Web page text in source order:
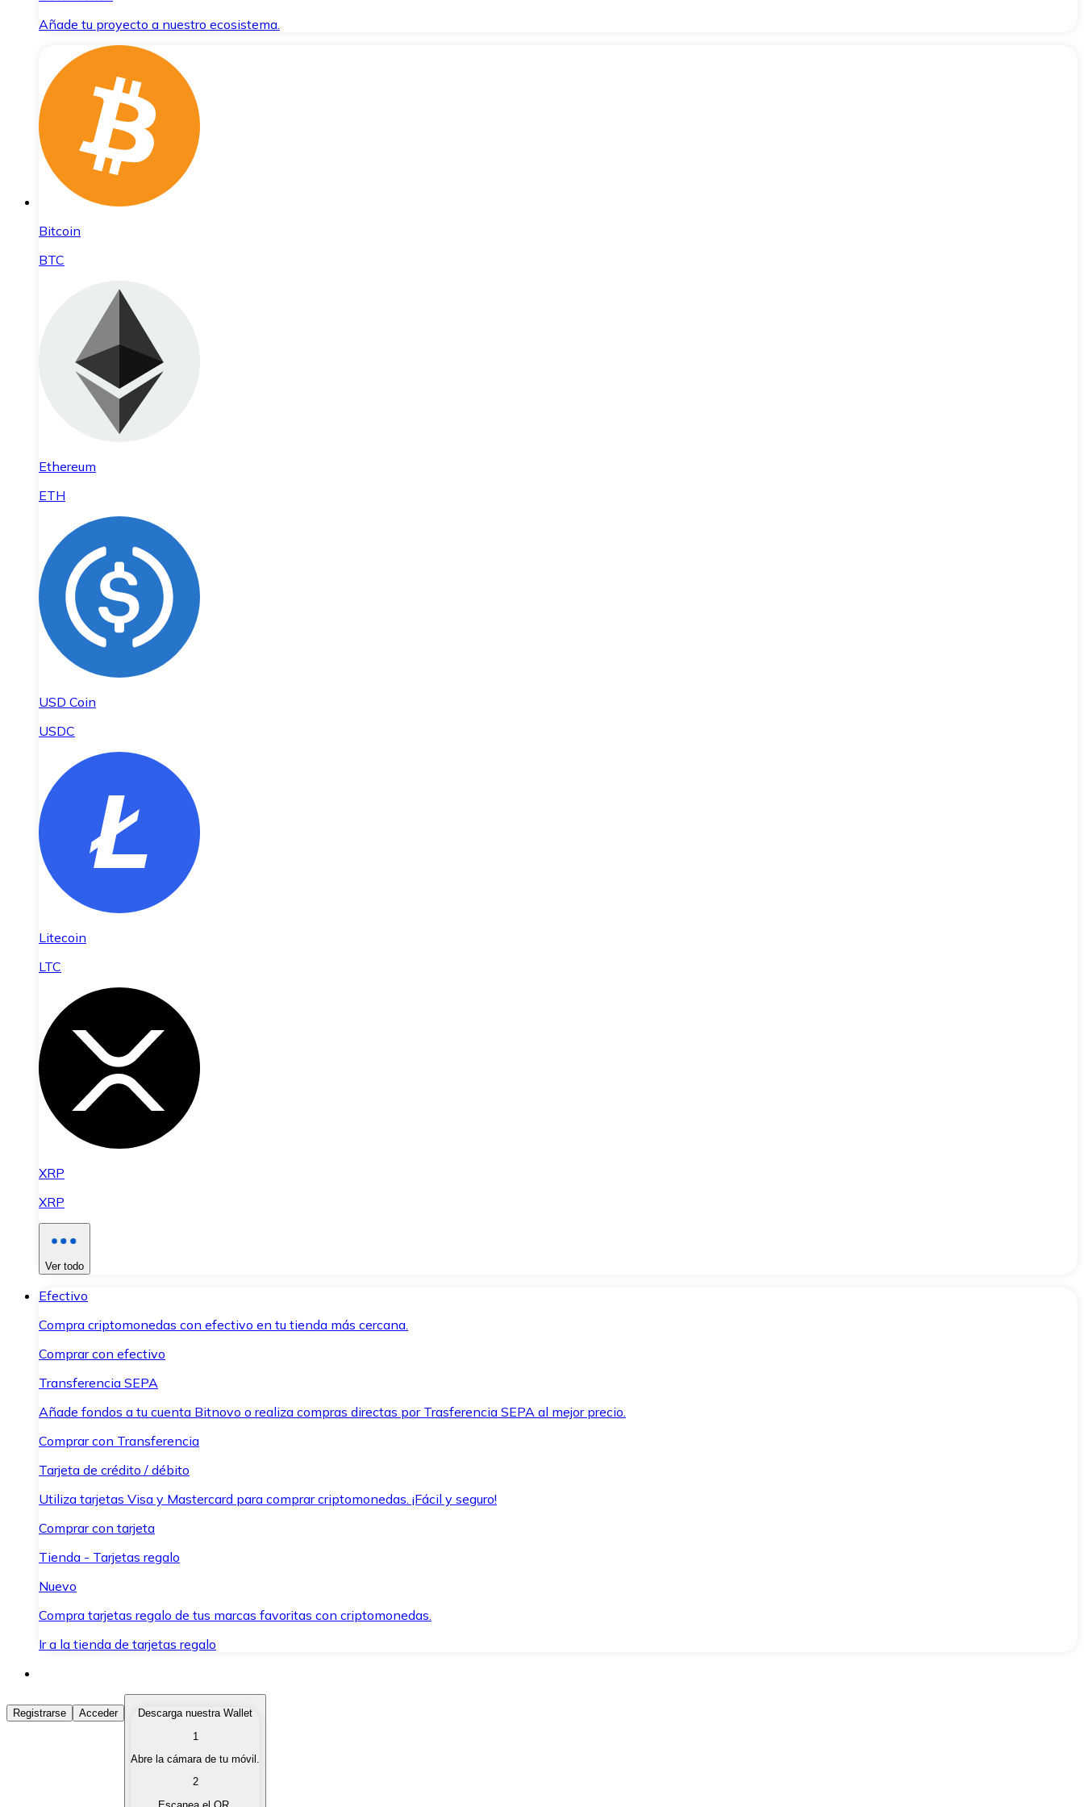
Añade tu proyecto a nuestro ecosistema.
Bitcoin
BTC
Ethereum
ETH
USD Coin
USDC
Litecoin
LTC
XRP
XRP
Ver todo
Efectivo
Compra criptomonedas con efectivo en tu tienda más cercana.
Comprar con efectivo
Transferencia SEPA
Añade fondos a tu cuenta Bitnovo o realiza compras directas por Trasferencia SEPA al mejor precio.
Comprar con Transferencia
Tarjeta de crédito / débito
Utiliza tarjetas Visa y Mastercard para comprar criptomonedas. ¡Fácil y seguro!
Comprar con tarjeta
Tienda - Tarjetas regalo
Nuevo
Compra tarjetas regalo de tus marcas favoritas con criptomonedas.
Ir a la tienda de tarjetas regalo
Comprar Criptomonedas
Compra criptomonedas con diferentes métodos de pago.
Vende tus criptomonedas de forma rápida y segura.
Registrarse Acceder
Descarga nuestra Wallet
1
Abre la cámara de tu móvil.
2